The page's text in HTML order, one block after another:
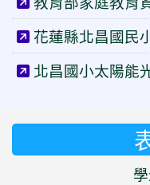
花蓮縣北昌國民
北昌國小太陽能